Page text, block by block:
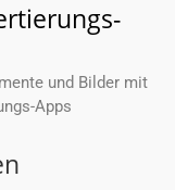
und Bilder mit
Apps